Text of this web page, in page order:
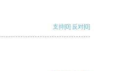
支持[0] 反对[0]